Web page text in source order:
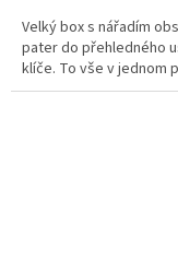
Velký box s nářadím
pater do přehledného
klíče. To vše v jednom